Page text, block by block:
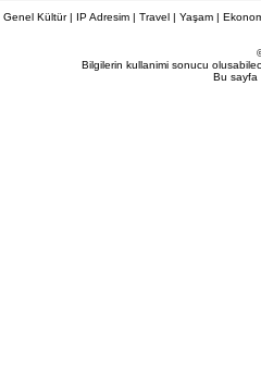
Genel Kültür| IP Adresim| Travel| Yaşam |
Bilgilerin kullanimi sonucu
Bu sayfa